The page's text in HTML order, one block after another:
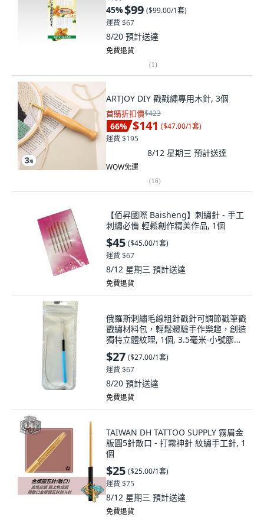
45%$99 ($99.00/1套)
運費 $67
8/20 預計送達
免費退貨
(1)
ARTJOY DIY 戳戳繡專用木針, 3個
首購折扣價$423
66% $141 ($47.00/1套)
運費 $195
8/12 星期三 預計送達
WOW免運
(16)
【佰昇國際 Baisheng】刺繡針 - 手工
刺繡必備 輕鬆創作精美作品, 1個
$45 ($45.00/1套)
運費 $67
8/12 星期三 預計送達
免費退貨
俄羅斯刺繡毛線粗針戳針可調節戳筆戳
戳繡材料包，輕鬆體驗手作樂趣，創造
獨特立體紋理, 1個, 3.5毫米-小號膠柄
藍色戳針(含引線器)
$27 ($27.00/1套)
運費 $67
8/20 預計送達
免費退貨
TAIWAN DH TATTOO SUPPLY 霧眉金
版圓5針散口 - 打霧神針 紋繡手工針, 1
個
$25 ($25.00/1套)
運費 $75
8/12 星期三 預計送達
免費退貨